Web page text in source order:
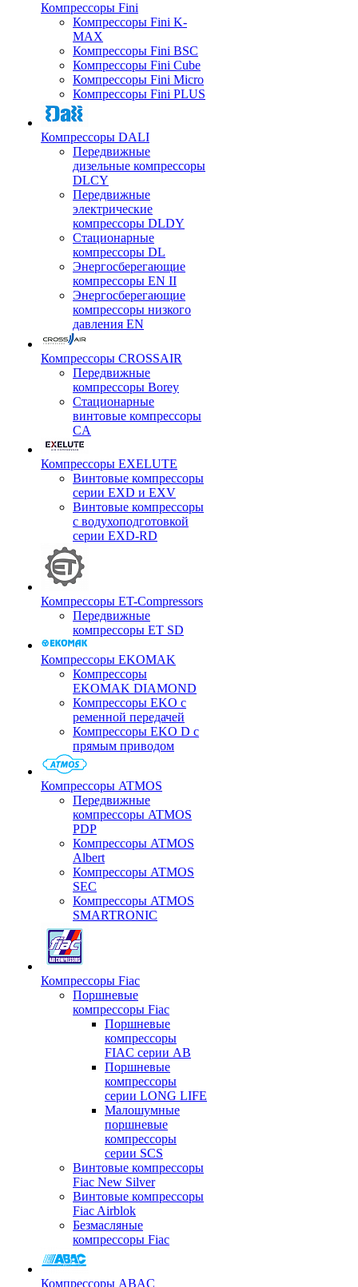
Компрессоры Fini
Компрессоры Fini K-
MAX
Компрессоры Fini BSC
Компрессоры Fini Cube
Компрессоры Fini Micro
Компрессоры Fini PLUS
Компрессоры DALI
Передвижные
дизельные компрессоры
DLCY
Передвижные
электрические
компрессоры DLDY
Стационарные
компрессоры DL
Энергосберегающие
компрессоры EN II
Энергосберегающие
компрессоры низкого
давления EN
Компрессоры CROSSAIR
Передвижные
компрессоры Borey
Стационарные
винтовые компрессоры
CA
Компрессоры EXELUTE
Винтовые компрессоры
серии EXD и EXV
Винтовые компрессоры
с водухоподготовкой
серии EXD-RD
Компрессоры ET-Compressors
Передвижные
компрессоры ET SD
Компрессоры EKOMAK
Компрессоры
EKOMAK DIAMOND
Компрессоры EKO c
ременной передачей
Компрессоры EKO D с
прямым приводом
Компрессоры ATMOS
Передвижные
компрессоры ATMOS
PDP
Компрессоры ATMOS
Albert
Компрессоры ATMOS
SEC
Компрессоры ATMOS
SMARTRONIC
Компрессоры Fiac
Поршневые
компрессоры Fiac
Поршневые
компрессоры
FIAC серии AB
Поршневые
компрессоры
серии LONG LIFE
Малошумные
поршневые
компрессоры
серии SCS
Винтовые компрессоры
Fiac New Silver
Винтовые компрессоры
Fiac Airblok
Безмасляные
компрессоры Fiac
Компрессоры ABAC